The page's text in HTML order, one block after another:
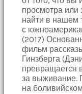
просмотра или
найти в нашем
с
(2017)
фильм
Гинзберга
превращается
за выживание.
на